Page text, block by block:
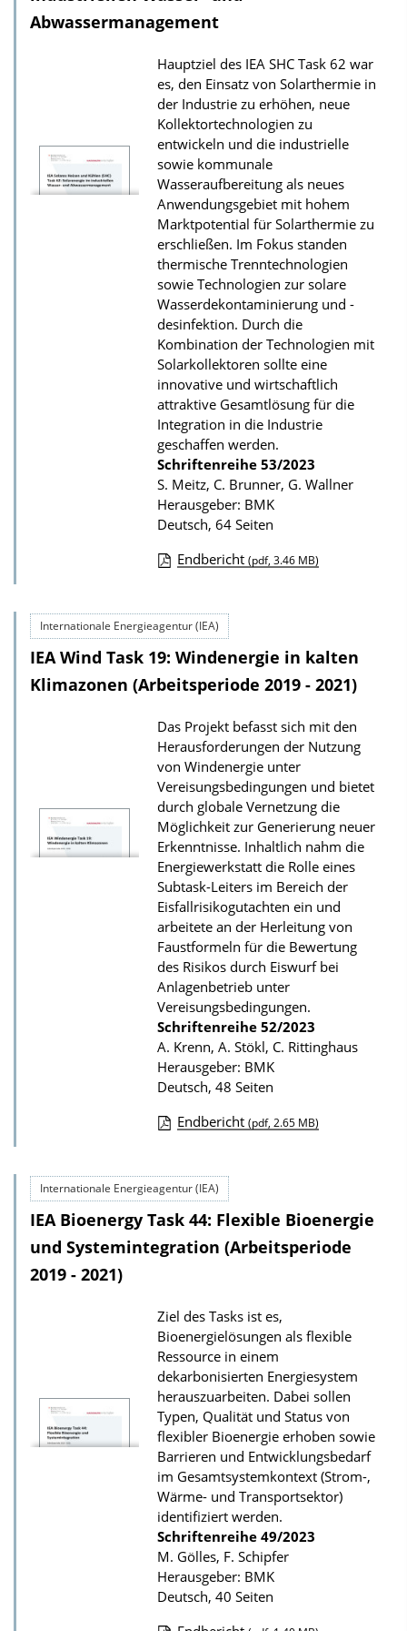
o
d
s
z
u
r
P
u
b
l
i
k
a
t
i
o
n
Abwassermanagement
Hauptziel des IEA SHC Task 62 war
es, den Einsatz von Solarthermie in
der Industrie zu erhöhen, neue
Kollektortechnologien zu
entwickeln und die industrielle
sowie kommunale
Wasseraufbereitung als neues
Anwendungsgebiet mit hohem
Marktpotential für Solarthermie zu
erschließen. Im Fokus standen
thermische Trenntechnologien
sowie Technologien zur solare
Wasserdekontaminierung und -
desinfektion. Durch die
Kombination der Technologien mit
Solarkollektoren sollte eine
innovative und wirtschaftlich
attraktive Gesamtlösung für die
Integration in die Industrie
geschaffen werden.
Schriftenreihe 53/2023
S. Meitz, C. Brunner, G. Wallner
Herausgeber: BMK
Deutsch, 64 Seiten
w
n
l
a
d
s
z
u
r
P
u
b
l
i
k
a
t
i
o
Endbericht (pdf, 3.46 MB)
Internationale Energieagentur (IEA)
IEA Wind Task 19: Windenergie in kalten
Klimazonen (Arbeitsperiode 2019 - 2021)
Das Projekt befasst sich mit den
Herausforderungen der Nutzung
von Windenergie unter
Vereisungsbedingungen und bietet
durch globale Vernetzung die
Möglichkeit zur Generierung neuer
Erkenntnisse. Inhaltlich nahm die
Energiewerkstatt die Rolle eines
Subtask-Leiters im Bereich der
Eisfallrisikogutachten ein und
arbeitete an der Herleitung von
Faustformeln für die Bewertung
des Risikos durch Eiswurf bei
Anlagenbetrieb unter
Vereisungsbedingungen.
Schriftenreihe 52/2023
A. Krenn, A. Stökl, C. Rittinghaus
Herausgeber: BMK
Deutsch, 48 Seiten
w
n
l
d
s
z
u
r
P
u
b
l
i
k
a
Endbericht (pdf, 2.65 MB)
Internationale Energieagentur (IEA)
IEA Bioenergy Task 44: Flexible Bioenergie
und Systemintegration (Arbeitsperiode
2019 - 2021)
Ziel des Tasks ist es,
Bioenergielösungen als flexible
Ressource in einem
dekarbonisierten Energiesystem
herauszuarbeiten. Dabei sollen
Typen, Qualität und Status von
flexibler Bioenergie erhoben sowie
Barrieren und Entwicklungsbedarf
im Gesamtsystemkontext (Strom-,
Wärme- und Transportsektor)
identifiziert werden.
Schriftenreihe 49/2023
M. Gölles, F. Schipfer
Herausgeber: BMK
Deutsch, 40 Seiten